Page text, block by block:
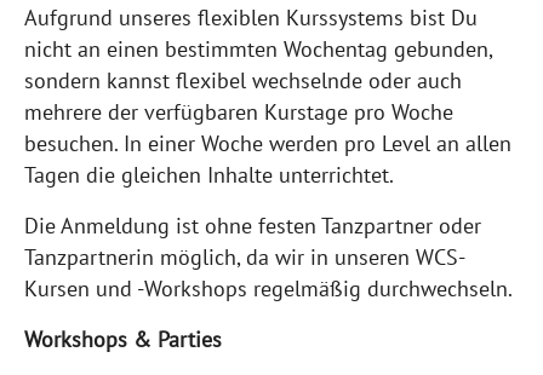
Aufgrund unseres flexiblen Kurssystems bist Du
nicht an einen bestimmten Wochentag gebunden,
sondern kannst flexibel wechselnde oder auch
mehrere der verfügbaren Kurstage pro Woche
besuchen. In einer Woche werden pro Level an allen
Tagen die gleichen Inhalte unterrichtet.
Die Anmeldung ist ohne festen Tanzpartner oder
Tanzpartnerin möglich, da wir in unseren WCS-
Kursen und -Workshops regelmäßig durchwechseln.
Workshops & Parties